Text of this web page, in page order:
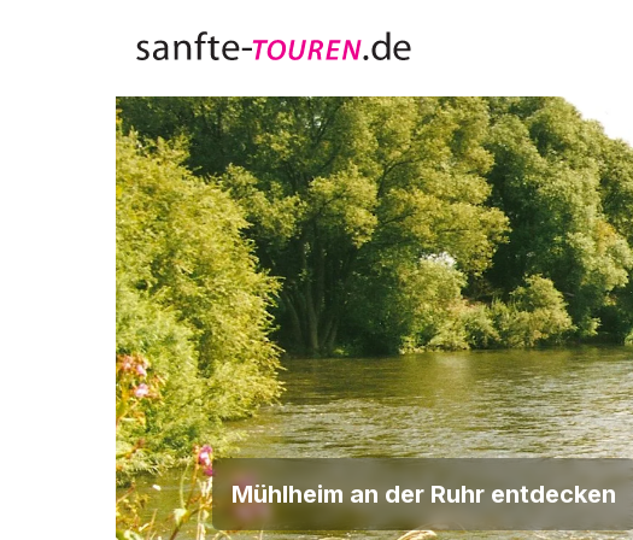
Mühlheim an der Ruhr entdecken